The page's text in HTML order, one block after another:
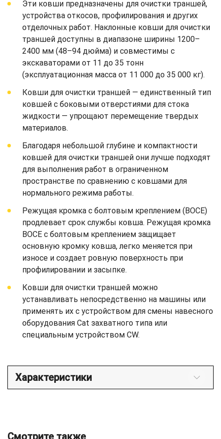
Эти ковши предназначены для очистки траншей,
устройства откосов, профилирования и других
отделочных работ. Наклонные ковши для очистки
траншей доступны в диапазоне ширины 1200–
2400 мм (48–94 дюйма) и совместимы с
экскаваторами от 11 до 35 тонн
(эксплуатационная масса от 11 000 до 35 000 кг).
Ковши для очистки траншей — единственный тип
ковшей с боковыми отверстиями для стока
жидкости — упрощают перемещение твердых
материалов.
Благодаря небольшой глубине и компактности
ковшей для очистки траншей они лучше подходят
для выполнения работ в ограниченном
пространстве по сравнению с ковшами для
нормального режима работы.
Режущая кромка с болтовым креплением (BOCE)
продлевает срок службы ковша. Режущая кромка
BOCE с болтовым креплением защищает
основную кромку ковша, легко меняется при
износе и создает ровную поверхность при
профилировании и засыпке.
Ковши для очистки траншей можно
устанавливать непосредственно на машины или
применять их с устройством для смены навесного
оборудования Cat захватного типа или
специальным устройством CW.
Характеристики
Смотрите также